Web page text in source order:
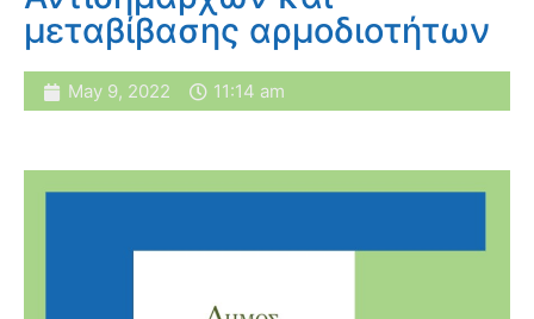
μεταβίβασης αρμοδιοτήτων
May 9, 2022 11:14 am